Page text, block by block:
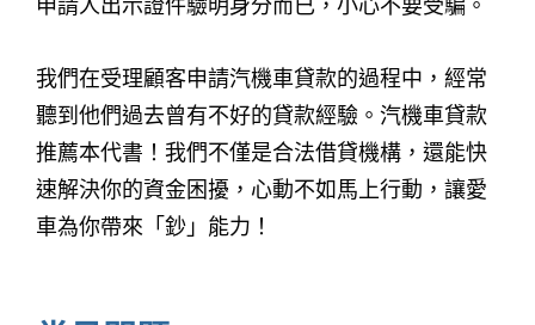
申請人出示證件驗明身分而已，小心不要受騙。
我們在受理顧客申請汽機車貸款的過程中，經常
聽到他們過去曾有不好的貸款經驗。汽機車貸款
推薦本代書！我們不僅是合法借貸機構，還能快
速解決你的資金困擾，心動不如馬上行動，讓愛
車為你帶來「鈔」能力！